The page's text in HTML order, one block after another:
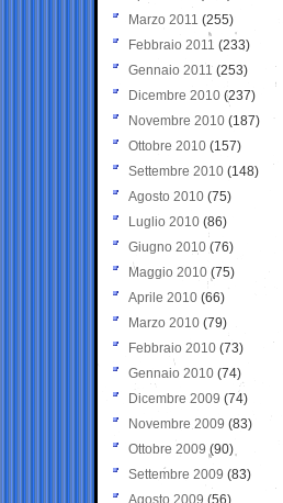
Marzo 2011 (255)
Febbraio 2011 (233)
Gennaio 2011 (253)
Dicembre 2010 (237)
Novembre 2010 (187)
Ottobre 2010 (157)
Settembre 2010 (148)
Agosto 2010 (75)
Luglio 2010 (86)
Giugno 2010 (76)
Maggio 2010 (75)
Aprile 2010 (66)
Marzo 2010 (79)
Febbraio 2010 (73)
Gennaio 2010 (74)
Dicembre 2009 (74)
Novembre 2009 (83)
Ottobre 2009 (90)
Settembre 2009 (83)
Agosto 2009 (56)